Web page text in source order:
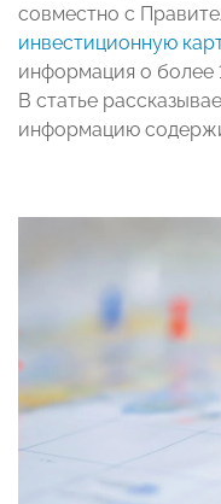
совместно с
инвестиционную
информация о более
В статье
информацию